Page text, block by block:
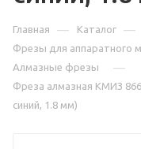
Главная — Каталог —
Фрезы для аппаратного
Алмазные фрезы —
Фреза алмазная КМИЗ
синий, 1.8 мм)